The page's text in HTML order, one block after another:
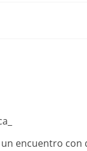
encuentro con